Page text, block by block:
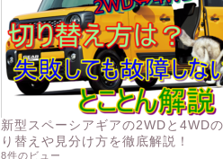
新型スペーシアギアの2WDと4WD
り替えや見分け方を徹底解説！
8件のビュー